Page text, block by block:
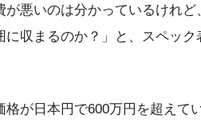
悪いのは分かっているけれ
収まるのか？」と、スペッ
が日本円で600万円を超えて